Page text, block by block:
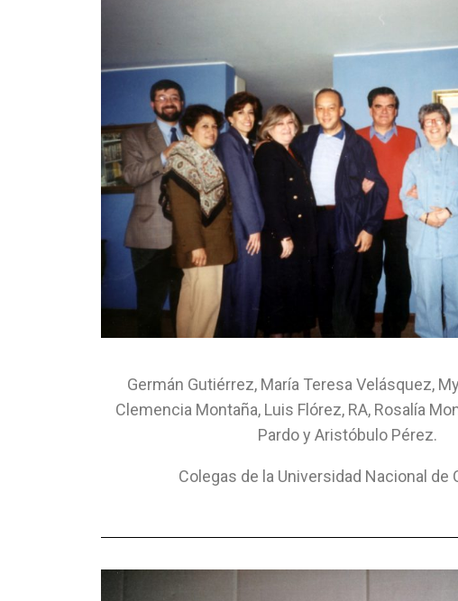
Germán Gutiérrez, María Teresa Velásquez,
Clemencia Montaña, Luis Flórez, RA, Rosalía
Pardo y Aristóbulo Pérez.
Colegas de la Universidad Nacional de